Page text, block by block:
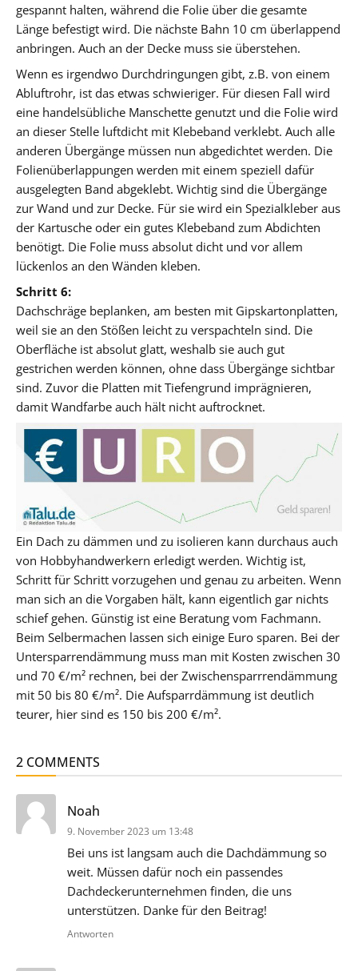
gespannt halten, während die Folie über die gesamte
Länge befestigt wird. Die nächste Bahn 10 cm überlappend
anbringen. Auch an der Decke muss sie überstehen.
Wenn es irgendwo Durchdringungen gibt, z.B. von einem
Abluftrohr, ist das etwas schwieriger. Für diesen Fall wird
eine handelsübliche Manschette genutzt und die Folie wird
an dieser Stelle luftdicht mit Klebeband verklebt. Auch alle
anderen Übergänge müssen nun abgedichtet werden. Die
Folienüberlappungen werden mit einem speziell dafür
ausgelegten Band abgeklebt. Wichtig sind die Übergänge
zur Wand und zur Decke. Für sie wird ein Spezialkleber aus
der Kartusche oder ein gutes Klebeband zum Abdichten
benötigt. Die Folie muss absolut dicht und vor allem
lückenlos an den Wänden kleben.
Schritt 6:
Dachschräge beplanken, am besten mit Gipskartonplatten,
weil sie an den Stößen leicht zu verspachteln sind. Die
Oberfläche ist absolut glatt, weshalb sie auch gut
gestrichen werden können, ohne dass Übergänge sichtbar
sind. Zuvor die Platten mit Tiefengrund imprägnieren,
damit Wandfarbe auch hält nicht auftrocknet.
Ein Dach zu dämmen und zu isolieren kann durchaus auch
von Hobbyhandwerkern erledigt werden. Wichtig ist,
Schritt für Schritt vorzugehen und genau zu arbeiten. Wenn
man sich an die Vorgaben hält, kann eigentlich gar nichts
schief gehen. Günstig ist eine Beratung vom Fachmann.
Beim Selbermachen lassen sich einige Euro sparen. Bei der
Untersparrendämmung muss man mit Kosten zwischen 30
und 70 €/m² rechnen, bei der Zwischensparrrendämmung
mit 50 bis 80 €/m². Die Aufsparrdämmung ist deutlich
teurer, hier sind es 150 bis 200 €/m².
2 COMMENTS
Noah
9. November 2023 um 13:48
Bei uns ist langsam auch die Dachdämmung so
weit. Müssen dafür noch ein passendes
Dachdeckerunternehmen finden, die uns
unterstützen. Danke für den Beitrag!
Antworten